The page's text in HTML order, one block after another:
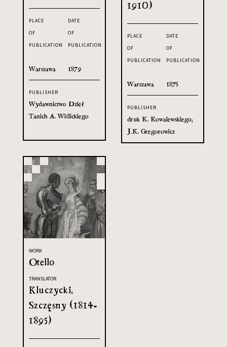
PLACE
OF
PUBLICATION
Warszawa
DATE
OF
PUBLICATION
1879
PUBLISHER
Wydawnictwo Dzieł
Tanich A. Wiślickiego
1910)
PLACE
OF
PUBLICATION
Warszawa
DATE
OF
PUBLICATION
1875
PUBLISHER
druk K. Kowalewskiego;
J.K. Gregorowicz
WORK
Otello
TRANSLATOR
Kluczycki,
Szczęsny (1814-
1895)